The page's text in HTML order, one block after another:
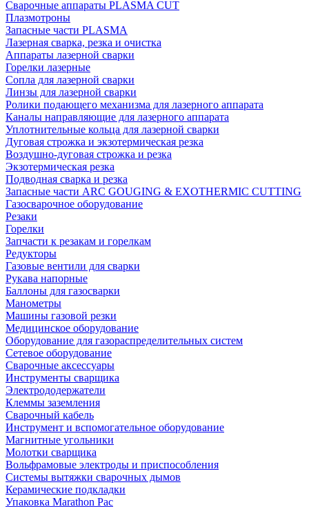
Сварочные аппараты PLASMA CUT
Плазмотроны
Запасные части PLASMA
Лазерная сварка, резка и очистка
Аппараты лазерной сварки
Горелки лазерные
Сопла для лазерной сварки
Линзы для лазерной сварки
Ролики подающего механизма для лазерного аппарата
Каналы направляющие для лазерного аппарата
Уплотнительные кольца для лазерной сварки
Дуговая строжка и экзотермическая резка
Воздушно-дуговая строжка и резка
Экзотермическая резка
Подводная сварка и резка
Запасные части ARC GOUGING & EXOTHERMIC CUTTING
Газосварочное оборудование
Резаки
Горелки
Запчасти к резакам и горелкам
Редукторы
Газовые вентили для сварки
Рукава напорные
Баллоны для газосварки
Манометры
Машины газовой резки
Медицинское оборудование
Оборудование для газораспределительных систем
Сетевое оборудование
Сварочные аксессуары
Инструменты сварщика
Электрододержатели
Клеммы заземления
Сварочный кабель
Инструмент и вспомогательное оборудование
Магнитные угольники
Молотки сварщика
Вольфрамовые электроды и приспособления
Системы вытяжки сварочных дымов
Керамические подкладки
Упаковка Marathon Pac